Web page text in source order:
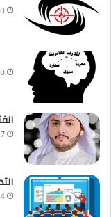
20
10
17
4 أبريل، 2023